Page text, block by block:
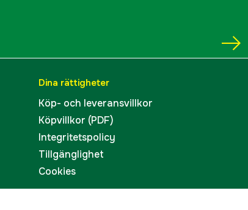
Dina rättigheter
Köp- och leveransvillkor
Köpvillkor (PDF)
Integritetspolicy
Tillgänglighet
Cookies